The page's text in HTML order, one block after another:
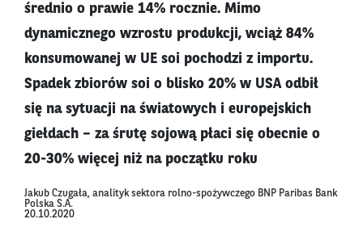
średnio o prawie 14% rocznie. Mimo
dynamicznego wzrostu produkcji, wciąż 84%
konsumowanej w UE soi pochodzi z importu.
Spadek zbiorów soi o blisko 20% w USA odbił
się na sytuacji na światowych i europejskich
giełdach – za śrutę sojową płaci się obecnie o
20-30% więcej niż na początku roku
Jakub Czugała, analityk sektora rolno-spożywczego BNP Paribas Bank
Polska S.A.
20.10.2020